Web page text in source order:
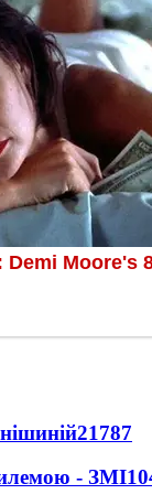
21787
- ЗМІ